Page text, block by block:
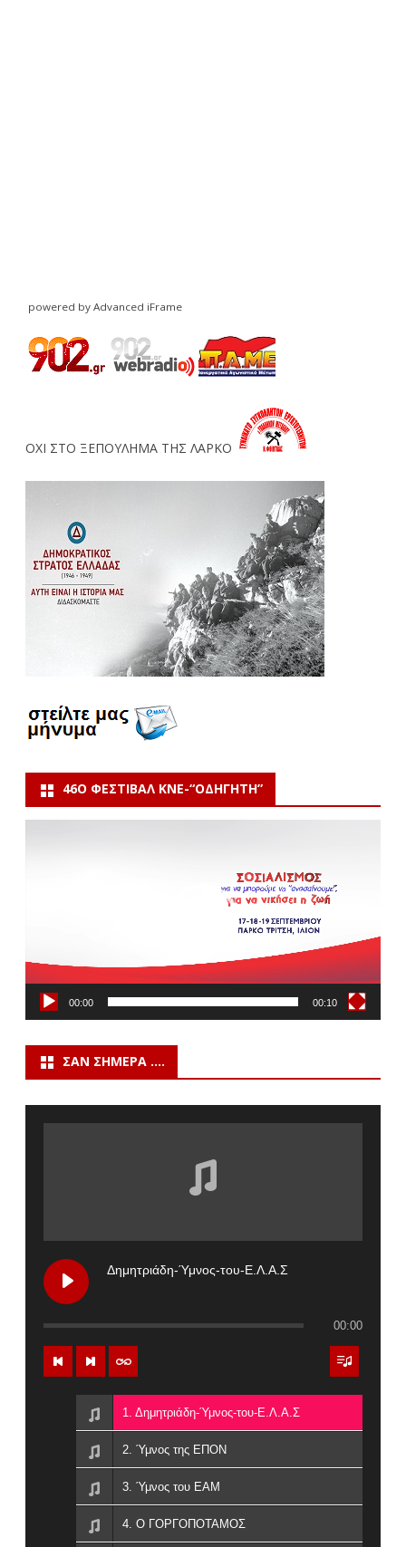
powered by Advanced iFrame
ΟΧΙ ΣΤΟ ΞΕΠΟΥΛΗΜΑ ΤΗΣ ΛΑΡΚΟ
46Ο ΦΕΣΤΙΒΆΛ ΚΝΕ-“ΟΔΗΓΗΤΗ”
Πρόγραμμα
00:00 00:10
ΣΑΝ ΣΉΜΕΡΑ ….
Δημητριάδη-Ύμνος-του-Ε.Λ.Α.Σ
00:00
1. Δημητριάδη-Ύμνος-του-Ε.Λ.Α.Σ
2. Ύμνος της ΕΠΟΝ
3. Ύμνος του ΕΑΜ
4. Ο ΓΟΡΓΟΠΟΤΑΜΟΣ